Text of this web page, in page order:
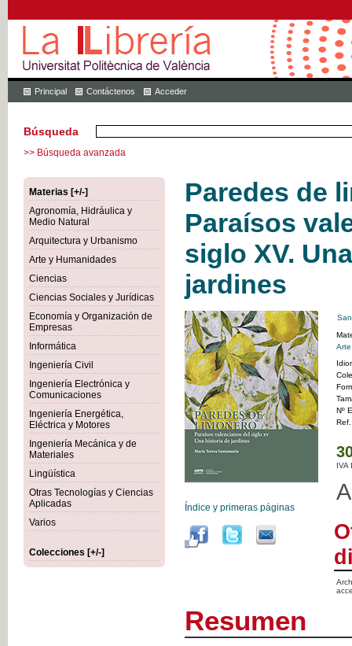
Principal Contáctenos Acceder
Búsqueda
>> Búsqueda avanzada
Materias [+/-]
Agronomía, Hidráulica y
Medio Natural
Arquitectura y Urbanismo
Arte y Humanidades
Ciencias
Ciencias Sociales y Jurídicas
Economía y Organización de
Empresas
Informática
Ingeniería Civil
Ingeniería Electrónica y
Comunicaciones
Ingeniería Energética,
Eléctrica y Motores
Ingeniería Mecánica y de
Materiales
Lingüística
Otras Tecnologías y Ciencias
Aplicadas
Varios
Colecciones [+/-]
Paredes de
Paraísos
siglo XV.
jardines
Índice y primeras páginas
Nº
IVA
Resumen